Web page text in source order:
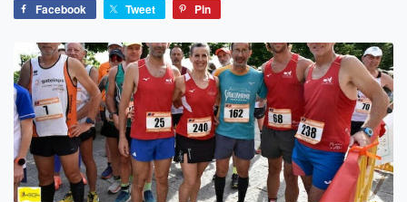
Facebook Tweet Pin